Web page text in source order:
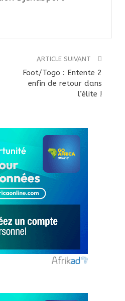
ARTICLE SUIVANT
Foot/Togo : Entente 2
enfin de retour dans
l’élite !